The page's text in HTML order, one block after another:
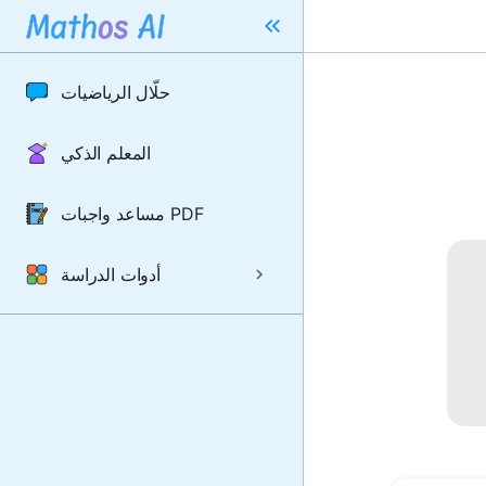
حلّال الرياضيات
المعلم الذكي
مساعد واجبات PDF
أدوات الدراسة